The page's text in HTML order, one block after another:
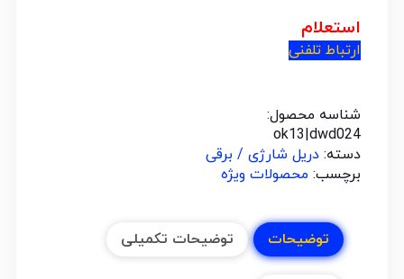
استعلام
ارتباط تلفنی
شناسه محصول:
ok13|dwd024
دسته: دریل شارژی / برقی
برچسب: محصولات ویژه
توضیحات توضیحات تکمیلی